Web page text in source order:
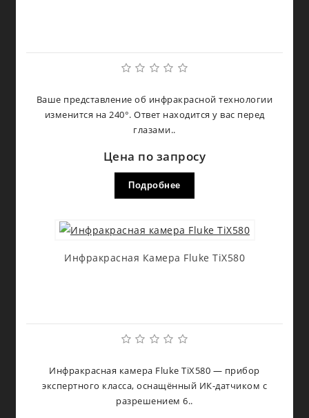
Ваше представление об инфракрасной технологии
изменится на 240°. Ответ находится у вас перед
глазами..
Цена по запросу
Подробнее
Инфракрасная Камера Fluke TiX580
Инфракрасная камера Fluke TiX580 — прибор
экспертного класса, оснащённый ИК-датчиком с
разрешением 6..